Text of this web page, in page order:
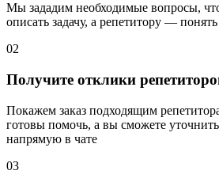
Мы зададим необходимые вопросы,
описать задачу, а репетитору — понять
02
Получите отклики
Покажем заказ подходящим
готовы помочь, а вы сможете уточнить
напрямую в чате
03